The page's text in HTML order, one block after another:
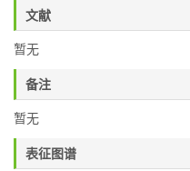
文献
暂无
备注
暂无
表征图谱